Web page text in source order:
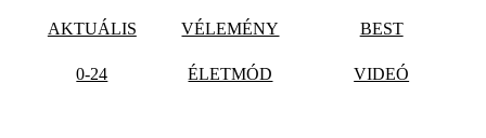
AKTUÁLIS VÉLEMÉNY BEST
0-24 ÉLETMÓD VIDEÓ